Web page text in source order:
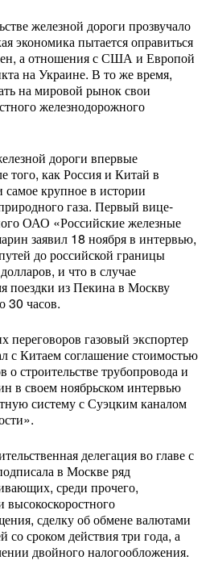
железной дороги прозвучало
экономика пытается оправиться
а отношения с США и Европой
на Украине. В то же время,
на мировой рынок свои
железнодорожного
дороги впервые
того, как Россия и Китай в
крупное в истории
газа. Первый вице-
ОАО «Российские железные
заявил 18 ноября в интервью,
до российской границы
и что в случае
поездки из Пекина в Москву
30 часов.
переговоров газовый экспортер
Китаем соглашение стоимостью
строительстве трубопровода и
в своем ноябрьском интервью
систему с Суэцким каналом
делегация во главе с
в Москве ряд
среди прочего,
высокоскоростного
сделку об обмене валютами
сроком действия три года, а
двойного налогообложения.